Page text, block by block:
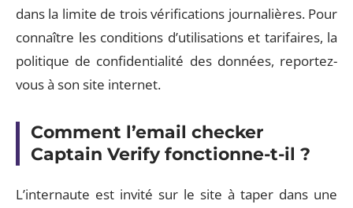
dans la limite de trois vérifications journalières. Pour
connaître les conditions d’utilisations et tarifaires, la
politique de confidentialité des données, reportez-
vous à son site internet.
Comment l’email checker
Captain Verify fonctionne-t-il ?
L’internaute est invité sur le site à taper dans une